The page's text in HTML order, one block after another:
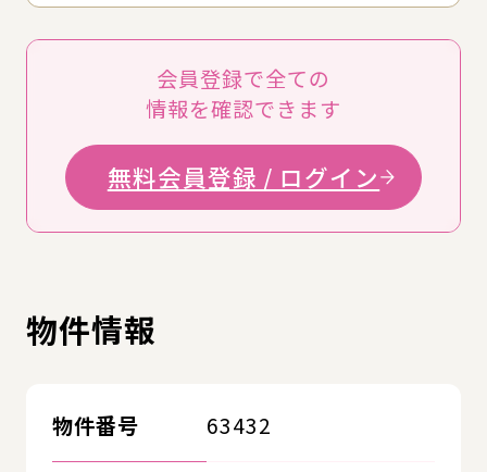
会員登録で全ての
情報を確認できます
無料会員登録 / ログイン
物件情報
物件番号 63432